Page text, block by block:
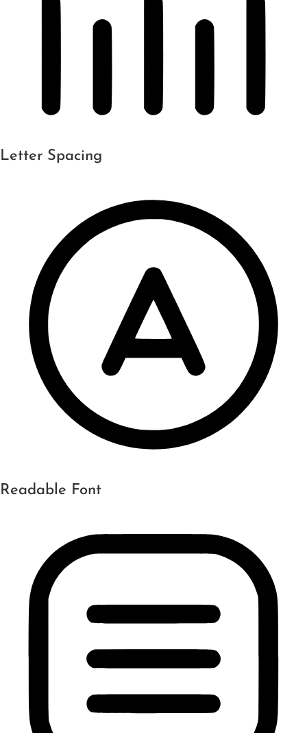
Letter Spacing
Readable Font